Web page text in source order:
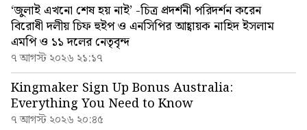
‘জুলাই এখনো শেষ হয় নাই’ -চিত্র প্রদর্শনী পরিদর্শন করেন
বিরোধী দলীয় চিফ হুইপ ও এনসিপির আহ্বায়ক নাহিদ ইসলাম
এমপি ও ১১ দলের নেতৃবৃন্দ
৭ আগস্ট ২০২৬ ২১:১৭
Kingmaker Sign Up Bonus Australia:
Everything You Need to Know
৭ আগস্ট ২০২৬ ২০:৪৫